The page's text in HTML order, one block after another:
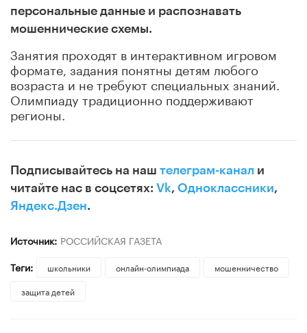
персональные данные и распознавать
мошеннические схемы.
Занятия проходят в интерактивном игровом
формате, задания понятны детям любого
возраста и не требуют специальных знаний.
Олимпиаду традиционно поддерживают
регионы.
Подписывайтесь на наш телеграм-канал и
читайте нас в соцсетях: Vk, Одноклассники,
Яндекс.Дзен.
Источник: РОССИЙСКАЯ ГАЗЕТА
Теги:
школьники онлайн-олимпиада
мошенничество
защита детей